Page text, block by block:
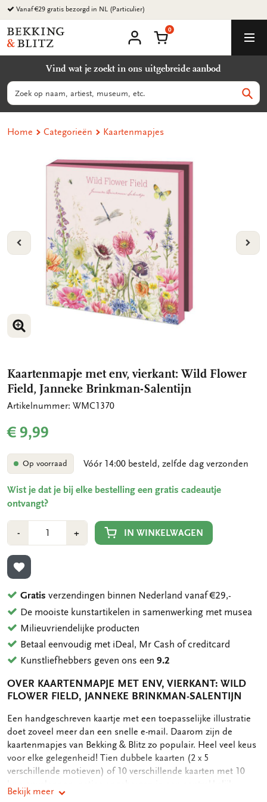
Ga
naar
content
Vanaf €29 gratis bezorgd in NL (Particulier)
Bekking
&
B.V.
account
Winkelmand
0
Vind wat je zoekt in ons uitgebreide aanbod
Zoeken
Home Categorieën Kaartenmapjes
VORIGE
VERGROOT AFBEELDING
VERGROOT AFBEELDING
Kaartenmapje met env, vierkant: Wild Flower
Field, Janneke Brinkman-Salentijn
Artikelnummer: WMC1370
€ 9,99
Op voorraad Vóór 14:00 besteld, zelfde dag verzonden
Wist je dat je bij elke bestelling een gratis cadeautje
ontvangt?
-Min
1
+Plus
1
IN WINKELWAGEN
TOEVOEGEN AAN VERLANGLIJST
Gratis verzendingen binnen Nederland vanaf €29,-
De mooiste kunstartikelen in samenwerking met musea
Milieuvriendelijke producten
Betaal eenvoudig met iDeal, Mr Cash of creditcard
Kunstliefhebbers geven ons een9.2
OVER KAARTENMAPJE MET ENV, VIERKANT: WILD
FLOWER FIELD, JANNEKE BRINKMAN-SALENTIJN
OMSCHRIJVING
Een handgeschreven kaartje met een toepasselijke illustratie
doet zoveel meer dan een snelle e-mail. Daarom zijn de
kaartenmapjes van Bekking & Blitz zo populair. Heel veel keus
voor elke gelegenheid! Tien dubbele kaarten (2 x 5
verschillende motieven) of 10 verschillende kaarten met 10
kaartenmapje. Op de achterkant van het mapje staan de
Bekijk meer